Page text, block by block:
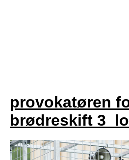
provokatøren
brødreskift